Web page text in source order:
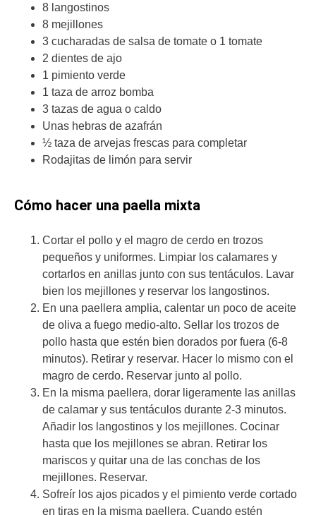
8 langostinos
8 mejillones
3 cucharadas de salsa de tomate o 1 tomate
2 dientes de ajo
1 pimiento verde
1 taza de arroz bomba
3 tazas de agua o caldo
Unas hebras de azafrán
½ taza de arvejas frescas para completar
Rodajitas de limón para servir
Cómo hacer una paella mixta
Cortar el pollo y el magro de cerdo en trozos
pequeños y uniformes. Limpiar los calamares y
cortarlos en anillas junto con sus tentáculos. Lavar
bien los mejillones y reservar los langostinos.
En una paellera amplia, calentar un poco de aceite
de oliva a fuego medio-alto. Sellar los trozos de
pollo hasta que estén bien dorados por fuera (6-8
minutos). Retirar y reservar. Hacer lo mismo con el
magro de cerdo. Reservar junto al pollo.
En la misma paellera, dorar ligeramente las anillas
de calamar y sus tentáculos durante 2-3 minutos.
Añadir los langostinos y los mejillones. Cocinar
hasta que los mejillones se abran. Retirar los
mariscos y quitar una de las conchas de los
mejillones. Reservar.
Sofreír los ajos picados y el pimiento verde cortado
en tiras en la misma paellera. Cuando estén